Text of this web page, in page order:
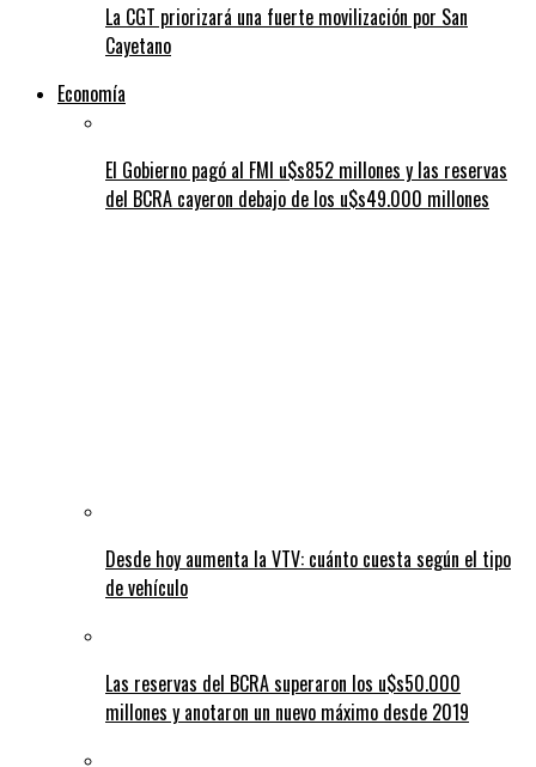
La CGT priorizará una fuerte movilización por San
Cayetano
Economía
El Gobierno pagó al FMI u$s852 millones y las reservas
del BCRA cayeron debajo de los u$s49.000 millones
Desde hoy aumenta la VTV: cuánto cuesta según el tipo
de vehículo
Las reservas del BCRA superaron los u$s50.000
millones y anotaron un nuevo máximo desde 2019